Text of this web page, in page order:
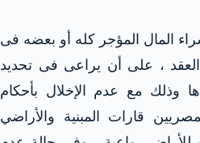
المال المؤجر كله أو بعضه فى
، على أن يراعى فى تحديد
وذلك مع عدم الإخلال بأحكام
قارات المبنية والأراضي